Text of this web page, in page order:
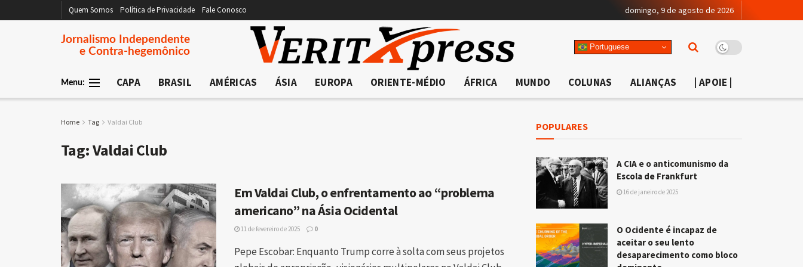
Quem Somos Política de Privacidade Fale Conosco domingo, 9 de agosto de 2026
Jornalismo Independente
e Contra-hegemônico
Portuguese
Menu: CAPA BRASIL AMÉRICAS ÁSIA EUROPA ORIENTE-MÉDIO ÁFRICA MUNDO COLUNAS ALIANÇAS | APOIE |
Home Tag Valdai Club
Tag:Valdai Club
Em Valdai Club, o enfrentamento ao “problema
americano” na Ásia Ocidental
11 de fevereiro de 2025 0
Pepe Escobar: Enquanto Trump corre à solta com seus projetos
POPULARES
A CIA e o anticomunismo da
Escola de Frankfurt
16 de janeiro de 2025
O Ocidente é incapaz de
aceitar o seu lento
desaparecimento como bloco